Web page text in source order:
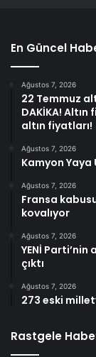
En Güncel
Ağustos 7, 2026
22 Temmuz
DAKİKA!
altın fiyatları!
Ağustos 7, 2026
Kamyon Yaya
Ağustos 7, 2026
Fransa
kovalıyor
Ağustos 7, 2026
YENİ
çıktı
Ağustos 7, 2026
273 eski
Rastgele